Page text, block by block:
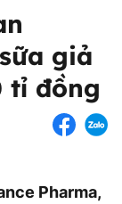
giả
tỉ đồng
Pharma,